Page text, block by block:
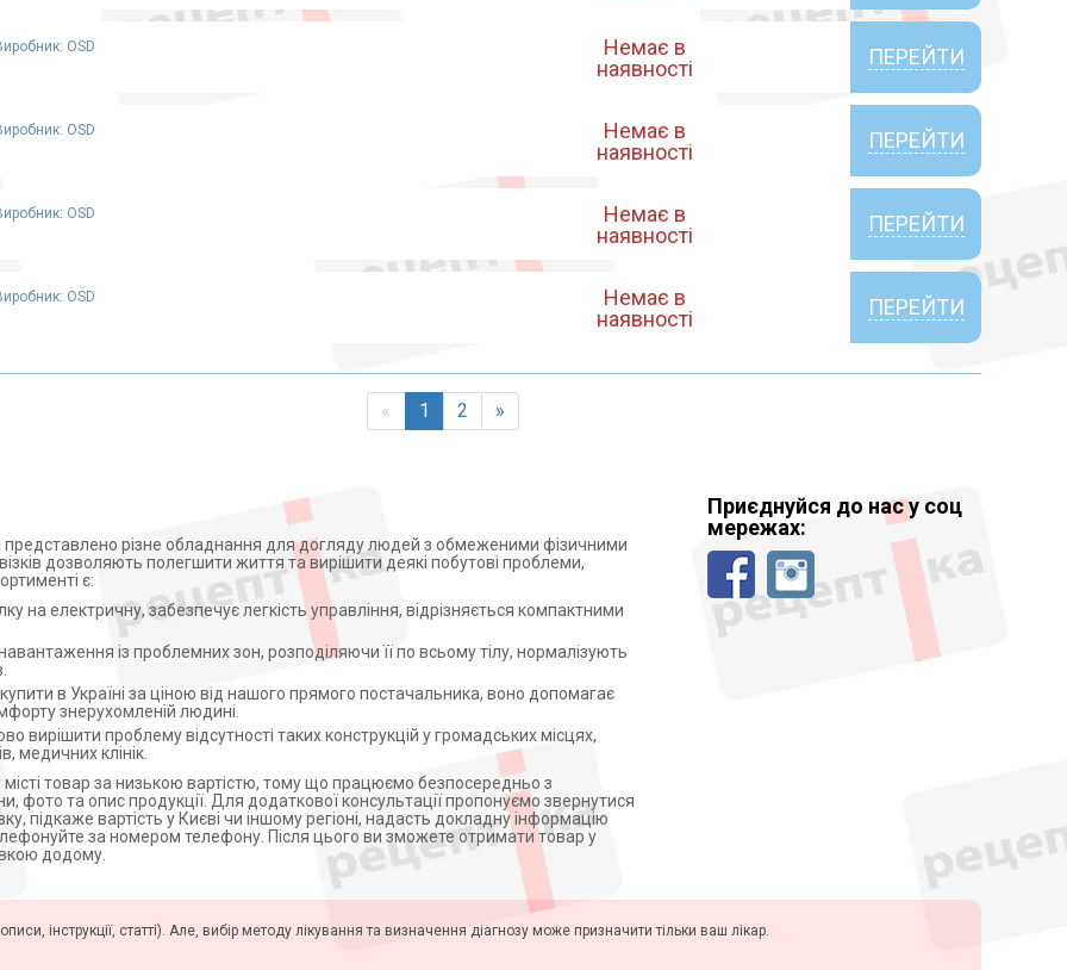
OSD
Немає в
наявності
ПЕРЕЙТИ
OSD
Немає в
наявності
ПЕРЕЙТИ
OSD
Немає в
наявності
ПЕРЕЙТИ
OSD
Немає в
наявності
ПЕРЕЙТИ
« 1 2 »
представлено різне обладнання для догляду людей з обмеженими фізичними
дозволяють полегшити життя та вирішити деякі побутові проблеми,
є:
на електричну, забезпечує легкість управління, відрізняється компактними
із проблемних зон, розподіляючи її по всьому тілу, нормалізують
в Україні за ціною від нашого прямого постачальника, воно допомагає
знерухомленій людині.
вирішити проблему відсутності таких конструкцій у громадських місцях,
медичних клінік.
товар за низькою вартістю, тому що працюємо безпосередньо з
фото та опис продукції. Для додаткової консультації пропонуємо звернутися
підкаже вартість у Києві чи іншому регіоні, надасть докладну інформацію
за номером телефону. Після цього ви зможете отримати товар у
додому.
Приєднуйся до нас у соц
мережах:
інструкції, статті). Але, вибір методу лікування та визначення діагнозу може призначити тільки ваш лікар.